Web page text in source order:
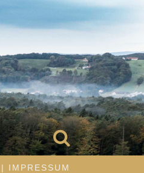
IMPRESSUM